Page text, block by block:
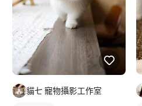
貓七 寵物攝影工作室